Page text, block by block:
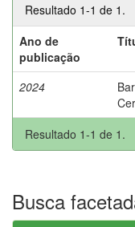
Resultado 1-1 de 1.
Ano de
publicação
2024
Resultado 1-1 de 1.
Busca